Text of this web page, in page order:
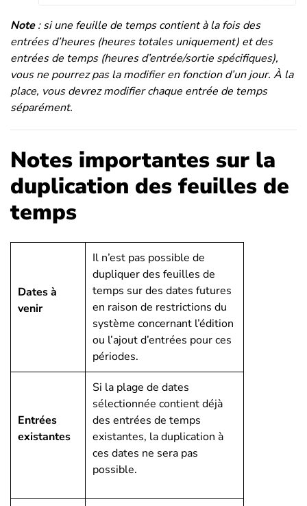
Note: si une feuille de temps contient à la fois des
entrées d’heures (heures totales uniquement) et des
entrées de temps (heures d’entrée/sortie spécifiques),
vous ne pourrez pas la modifier en fonction d’un jour. À la
place, vous devrez modifier chaque entrée de temps
séparément.
Notes importantes sur la
duplication des feuilles de
temps
Dates à
venir
Il n’est pas possible de
dupliquer des feuilles de
temps sur des dates futures
en raison de restrictions du
système concernant l’édition
ou l’ajout d’entrées pour ces
périodes.
Entrées
existantes
Si la plage de dates
sélectionnée contient déjà
des entrées de temps
existantes, la duplication à
ces dates ne sera pas
possible.